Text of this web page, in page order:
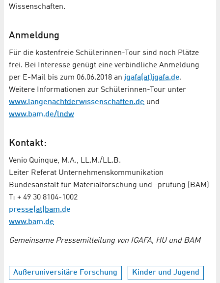
Wissenschaften.
Anmeldung
Für die kostenfreie Schülerinnen-Tour sind noch Plätze
frei. Bei Interesse genügt eine verbindliche Anmeldung
per E-Mail bis zum 06.06.2018 an igafa(at)igafa.de.
Weitere Informationen zur Schülerinnen-Tour unter
www.langenachtderwissenschaften.de und
www.bam.de/lndw
Kontakt:
Venio Quinque, M.A., LL.M./LL.B.
Leiter Referat Unternehmenskommunikation
Bundesanstalt für Materialforschung und -prüfung (BAM)
T: + 49 30 8104-1002
presse(at)bam.de
www.bam.de
Gemeinsame Pressemitteilung von IGAFA, HU und BAM
Außeruniversitäre Forschung Kinder und Jugend